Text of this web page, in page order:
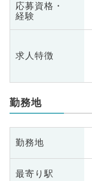
応募資格・
経験
求人特徴
勤務地
勤務地
最寄り駅